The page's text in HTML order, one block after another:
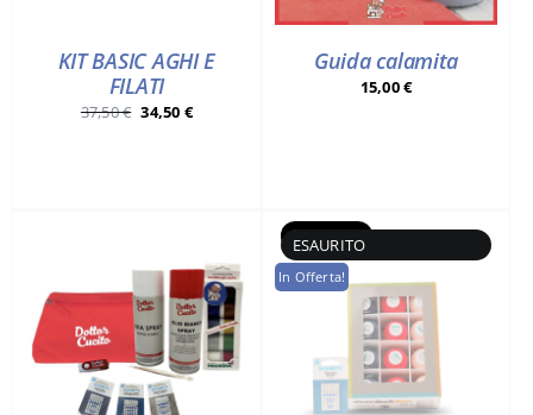
KIT BASIC AGHI E
FILATI
37,50€ Il
34,50 €Il
Guida calamita
15,00€
Esaurito
In Offerta!